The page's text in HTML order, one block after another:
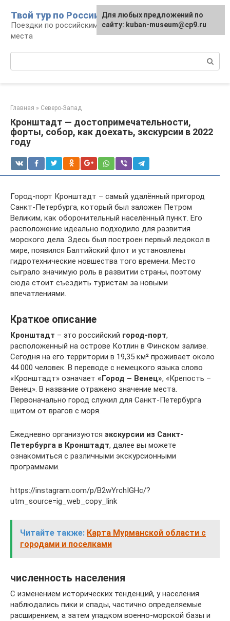
контенту
Твой тур по России
Поездки по российским городам, маршруты и
места
Главная » Северо-Запад
Кронштадт — достопримечательности,
форты, собор, как доехать, экскурсии в 2022
году
Город-порт Кронштадт – самый удалённый пригород
Санкт-Петербурга, который был заложен Петром
Великим, как оборонительный населённый пункт. Его
расположение идеально подходило для развития
морского дела. Здесь был построен первый ледокол в
мире, появился Балтийский флот и установлены
гидротехнические новшества того времени. Место
сыграло значимую роль в развитии страны, поэтому
сюда стоит съездить туристам за новыми
впечатлениями.
Краткое описание
Кронштадт – это российский город-порт,
расположенный на острове Котлин в Финском заливе.
Сегодня на его территории в 19,35 км² проживает около
44 000 человек. В переводе с немецкого языка слово
«Кронштадт» означает «Город – Венец», «Крепость –
Венец». В название отражено значение места.
Первоначально город служил для Санкт-Петербурга
щитом от врагов с моря.
Ежедневно организуются экскурсии из Санкт-
Петербурга в Кронштадт, далее вы можете
ознакомиться с различными экскурсионными
программами.
https://instagram.com/p/B2wYrchIGHc/?
utm_source=ig_web_copy_link
Читайте также: Карта Мурманской области с
городами и поселками
численность населения
С изменением исторических тенденций, у населения
наблюдались пики и спады, частично определяемые
расширением, а затем упадком военно-морской базы и
Для любых предложений по
сайту: kuban-museum@cp9.ru